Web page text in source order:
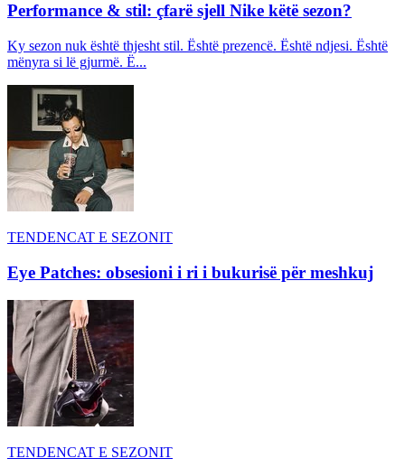
Performance & stil: çfarë sjell Nike këtë sezon?
Ky sezon nuk është thjesht stil. Është prezencë. Është ndjesi. Është
mënyra si lë gjurmë. Ë...
TENDENCAT E SEZONIT
Eye Patches: obsesioni i ri i bukurisë për meshkuj
TENDENCAT E SEZONIT